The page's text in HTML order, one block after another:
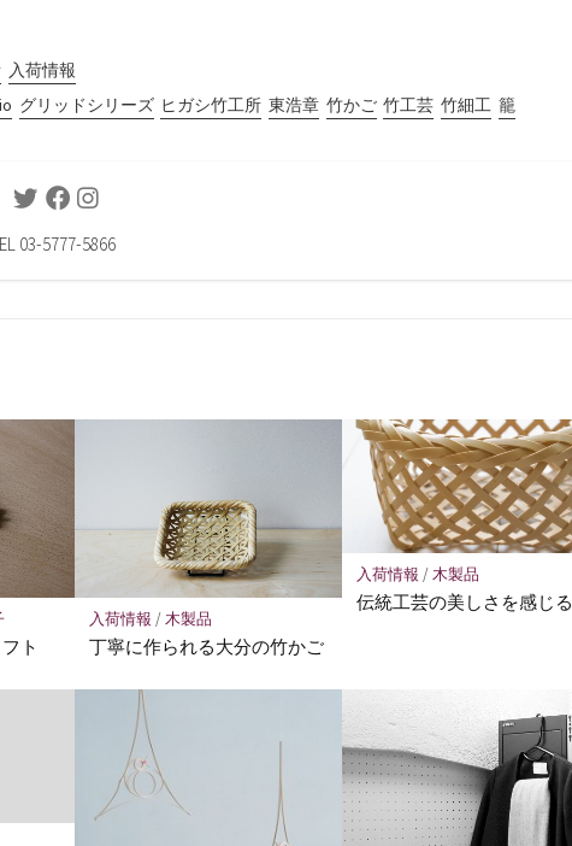
入荷情報
グリッドシリーズ ヒガシ竹工所 東浩章 竹かご 竹工芸 竹細工 籠
TwitterFacebookInstagram
03-5777-5866
ト
入荷情報 /木製品
丁寧に作られる大分の竹かご
入荷情報 /木製品
伝統工芸の美しさを感じる